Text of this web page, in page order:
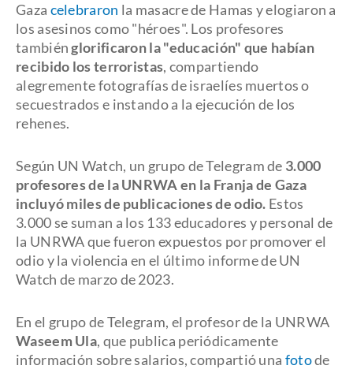
Gaza celebraron la masacre de Hamas y elogiaron a
los asesinos como "héroes". Los profesores
tambiénglorificaron la "educación" que habían
recibido los terroristas, compartiendo
alegremente fotografías de israelíes muertos o
secuestrados e instando a la ejecución de los
rehenes.
Según UN Watch, un grupo de Telegram de 3.000
profesores de la UNRWA en la Franja de Gaza
incluyó miles de publicaciones de odio. Estos
3.000 se suman a los 133 educadores y personal de
la UNRWA que fueron expuestos por promover el
odio y la violencia en el último informe de UN
Watch de marzo de 2023.
En el grupo de Telegram, el profesor de la UNRWA
Waseem Ula, que publica periódicamente
información sobre salarios, compartió una fotode